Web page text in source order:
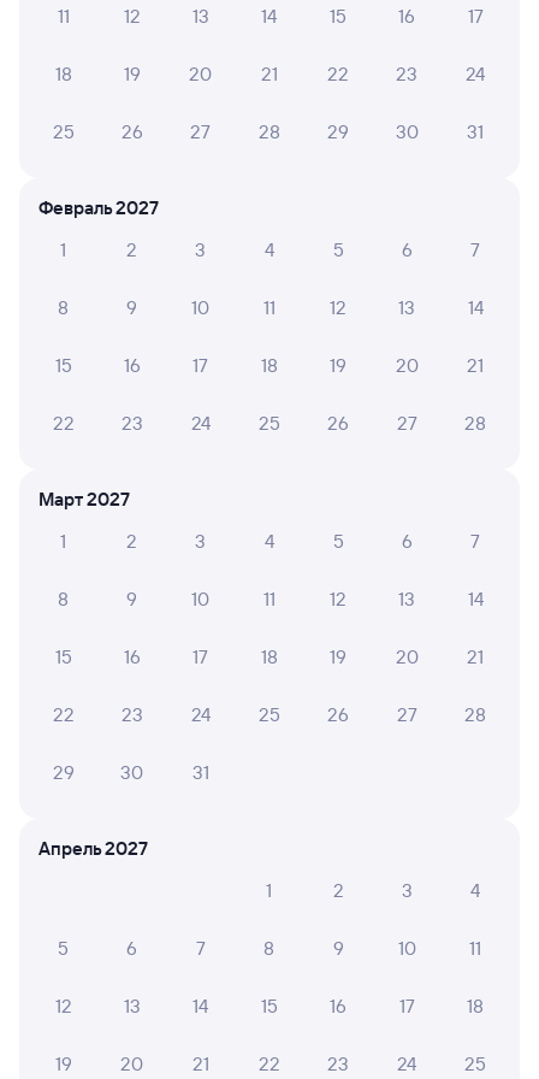
Купить жд билеты в Возрождение
Мы используем cookies для более удобной работы
11 12 13 14 15 16 17
18 19 20 21 22 23 24
25 26 27 28 29 30 31
Февраль 2027
1
2 3 4 5 6 7
8 9 10 11 12 13 14
15 16 17 18 19 20 21
22 23 24 25 26 27 28
Март 2027
1
2 3 4 5 6 7
8 9 10 11 12 13 14
15 16 17 18 19 20 21
22 23 24 25 26 27 28
29 30 31
Апрель 2027
1
2 3 4
5 6 7 8 9 10 11
12 13 14 15 16 17 18
19 20 21 22 23 24 25